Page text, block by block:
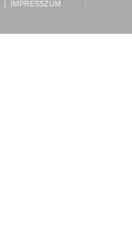
IMPRESSZUM